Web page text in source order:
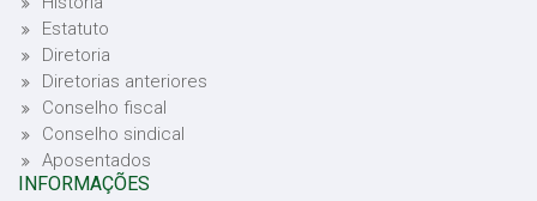
Estatuto
Diretoria
Diretorias anteriores
Conselho fiscal
Conselho sindical
Aposentados
INFORMAÇÕES